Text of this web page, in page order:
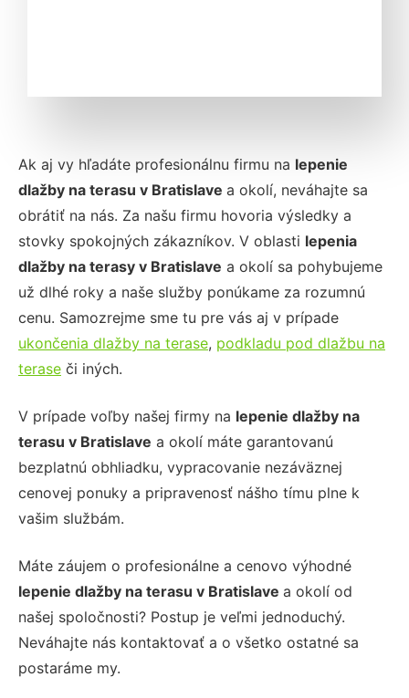
Ak aj vy hľadáte profesionálnu firmu na lepenie
dlažby na terasu v Bratislave a okolí, neváhajte sa
obrátiť na nás. Za našu firmu hovoria výsledky a
stovky spokojných zákazníkov. V oblasti lepenia
dlažby na terasy v Bratislave a okolí sa pohybujeme
už dlhé roky a naše služby ponúkame za rozumnú
cenu. Samozrejme sme tu pre vás aj v prípade
ukončenia dlažby na terase, podkladu pod dlažbu na
terase či iných.
V prípade voľby našej firmy na lepenie dlažby na
terasu v Bratislave a okolí máte garantovanú
bezplatnú obhliadku, vypracovanie nezáväznej
cenovej ponuky a pripravenosť nášho tímu plne k
vašim službám.
Máte záujem o profesionálne a cenovo výhodné
lepenie dlažby na terasu v Bratislave a okolí od
našej spoločnosti? Postup je veľmi jednoduchý.
Neváhajte nás kontaktovať a o všetko ostatné sa
postaráme my.